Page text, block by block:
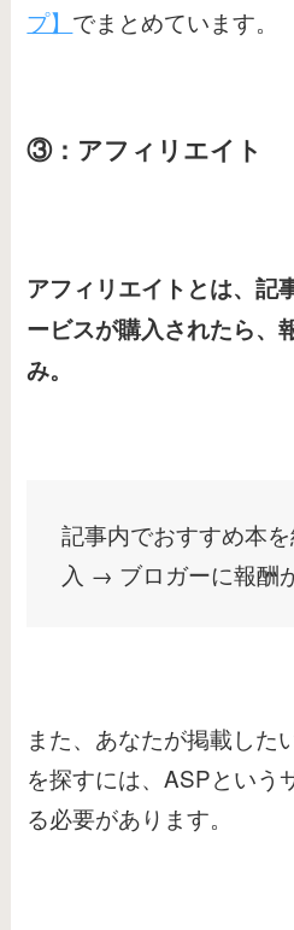
プ】 でまとめています。
③：アフィリエイト
アフィリエイトとは、記
ービスが購入されたら、
み。
記事内でおすすめ本
入 → ブロガーに報酬
また、あなたが掲載した
を探すには、ASPという
る必要があります。